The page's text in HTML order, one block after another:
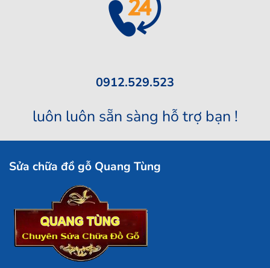
0912.529.523
luôn luôn sẵn sàng hỗ trợ bạn !
Sửa chữa đồ gỗ Quang Tùng